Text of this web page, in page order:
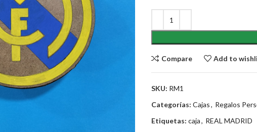
Compare Add to
SKU: RM1
Categorías: Cajas, Regalos
Etiquetas: caja, REAL MADRID